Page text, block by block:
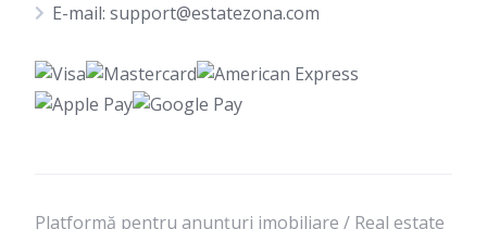
E-mail: support@estatezona.com
Platformă pentru anunțuri imobiliare / Real estate